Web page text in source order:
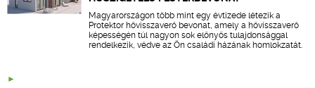
Magyarországon több mint egy évtizede létezik a
Protektor hővisszaverő bevonat, amely a hővisszaverő
képességén túl nagyon sok előnyös tulajdonsággal
rendelkezik, védve az Ön családi házának homlokzatát.